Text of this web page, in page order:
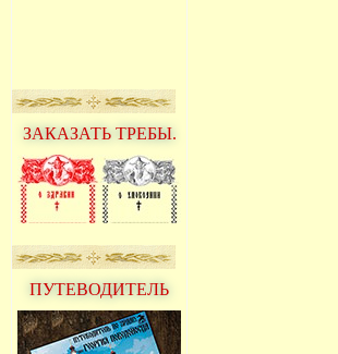
ЗАКАЗАТЬ ТРЕБЫ.
ПУТЕВОДИТЕЛЬ